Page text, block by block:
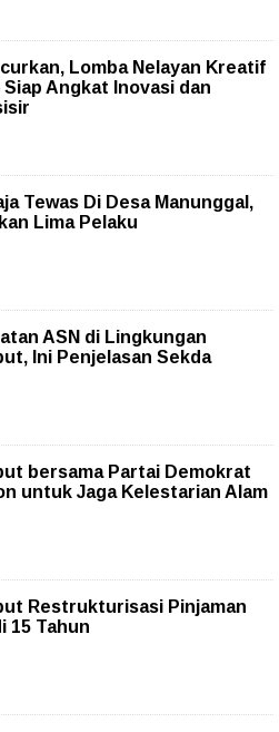
Lomba Nelayan Kreatif
Siap Angkat Inovasi dan
Tewas Di Desa Manunggal,
Lima Pelaku
ASN di Lingkungan
Ini Penjelasan Sekda
bersama Partai Demokrat
untuk Jaga Kelestarian Alam
Restrukturisasi Pinjaman
15 Tahun‎